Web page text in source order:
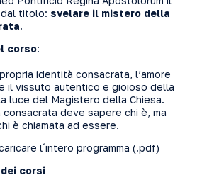
titolo: svelare il mistero della
.
corso:
identità consacrata, l’amore
il vissuto autentico e gioioso della
luce del Magistero della Chiesa.
consacrata deve sapere chi è, ma
è chiamata ad essere.
l´intero programma (.pdf)
corsi